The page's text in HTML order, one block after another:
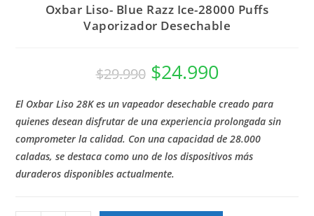
Oxbar Liso- Blue Razz Ice-28000 Puffs
Vaporizador Desechable
$29.990 $24.990
El Oxbar Liso 28K es un vapeador desechable creado para
quienes desean disfrutar de una experiencia prolongada sin
comprometer la calidad. Con una capacidad de 28.000
caladas, se destaca como uno de los dispositivos más
duraderos disponibles actualmente.